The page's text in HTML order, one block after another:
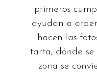
primeros
ayudan a
hacen las
tarta, dónde
zona se